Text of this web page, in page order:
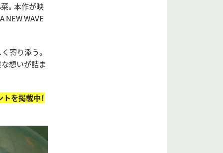
。本作が映
NEW WAVE
寄り添う。
想いが詰ま
を掲載中！